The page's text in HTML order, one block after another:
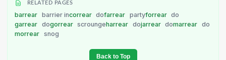
RELATED PAGES
barrear barrier incorrear dofarrear partyforrear do
garrear dogorrear scroungeharrear dojarrear domarrear do
morrear snog
Back to Top